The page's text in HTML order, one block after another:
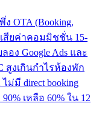
OTA (Booking,
เสียค่าคอมมิชชั่น 15-
อง Google Ads และ
สูงเกินกำไรห้องพัก
ม่มี direct booking
เหลือ 60% ใน 12